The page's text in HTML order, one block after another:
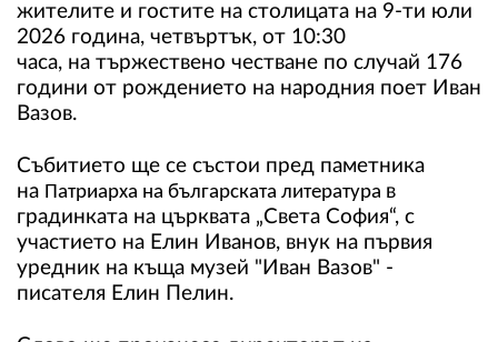
жителите и гостите на столицата на 9-ти юли
2026 година, четвъртък, от 10:30
часа, на тържествено честване по случай 176
години от рождението на народния поет Иван
Вазов.
Събитието ще се състои пред паметника
на Патриарха на българската литература в
градинката на църквата „Света София“, с
участието на Елин Иванов, внук на първия
уредник на къща музей "Иван Вазов" -
писателя Елин Пелин.